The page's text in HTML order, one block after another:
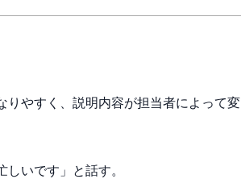
りやすく、説明内容が担当者によって変
いです」と話す。